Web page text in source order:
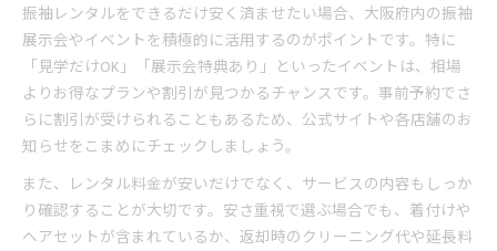
振袖レンタルをできるだけ安く済ませたい場合、大阪府内の振袖
展示会やイベントを積極的に活用するのがポイントです。特に
「見学だけOK」「展示会特典あり」といったイベントは、相場
よりお得なプランや割引が見つかるチャンスです。事前予約でさ
らに割引が受けられることもあるため、公式サイトや各店舗のお
知らせをこまめにチェックしましょう。
また、レンタル料金が安いだけでなく、サービスの内容もしっか
り確認することが大切です。安さ重視で選ぶ場合でも、着付けや
ヘアセットが含まれているか、返却時のクリーニング代や延長料